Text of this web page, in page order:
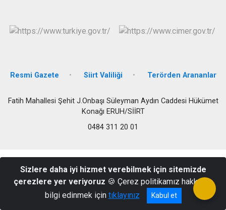
Resmi Gazete Siirt Valiliği Terörden Arananlar
Fatih Mahallesi Şehit J.Onbaşı Süleyman Aydın Caddesi Hükümet
Konağı ERUH/SİİRT
0484 311 20 01
Sizlere daha iyi hizmet verebilmek için sitemizde
çerezlere yer veriyoruz 🍪 Çerez politikamız hakkında
bilgi edinmek için tıklayınız Kabul et